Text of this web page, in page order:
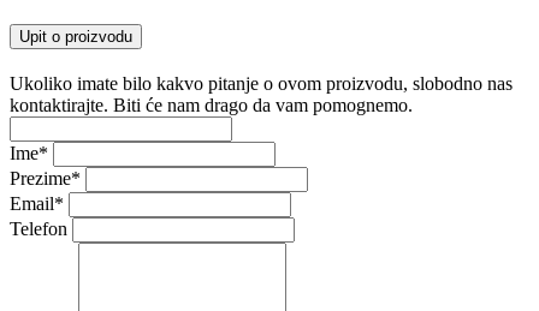
Upit o proizvodu
Ukoliko imate bilo kakvo pitanje o ovom proizvodu, slobodno nas
kontaktirajte. Biti će nam drago da vam pomognemo.
Ime*
Prezime*
Email*
Telefon